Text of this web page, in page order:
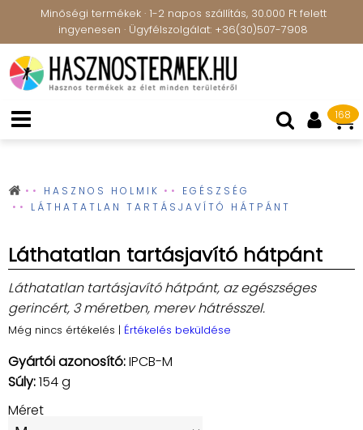
Minőségi termékek · 1-2 napos szállítás, 30.000 Ft felett
ingyenesen · Ügyfélszolgálat: +36(30)507-7908
168
HASZNOS HOLMIK
EGÉSZSÉG
LÁTHATATLAN TARTÁSJAVÍTÓ HÁTPÁNT
Láthatatlan tartásjavító hátpánt
Láthatatlan tartásjavító hátpánt, az egészséges
gerincért, 3 méretben, merev hátrésszel.
Még nincs értékelés | Értékelés beküldése
Gyártói azonosító:IPCB-M
Súly:154 g
Méret